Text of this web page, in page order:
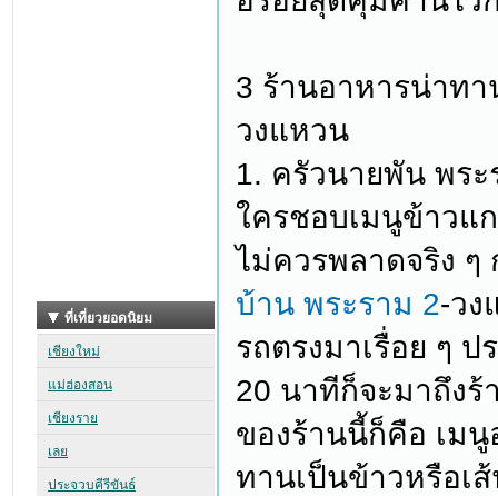
3 ร้านอาหารน่าท
วงแหวน
1. ครัวนายพัน พระ
ใครชอบเมนูข้าวแ
ไม่ควรพลาดจริง ๆ
บ้าน พระราม 2-วง
รถตรงมาเรื่อย ๆ
20 นาทีก็จะมาถึง
ของร้านนี้ก็คือ เม
ทานเป็นข้าวหรือเ